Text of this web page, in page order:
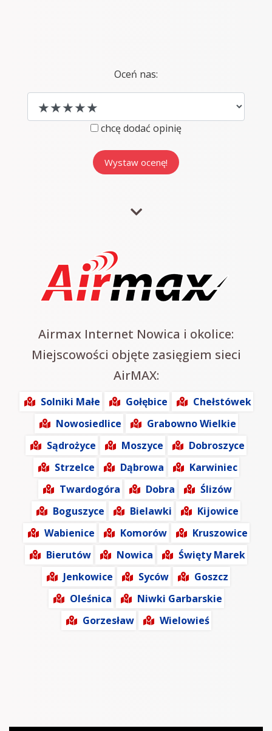
Oceń nas:
chcę dodać opinię
Airmax Internet Nowica i okolice:
Miejscowości objęte zasięgiem sieci
AirMAX:
Solniki Małe Gołębice
Chełstówek
Nowosiedlice
Grabowno Wielkie
Sądrożyce
Moszyce
Dobroszyce
Strzelce
Dąbrowa
Karwiniec
Twardogóra
Dobra
Ślizów
Boguszyce
Bielawki
Kijowice
Wabienice
Komorów
Kruszowice
Bierutów
Nowica
Święty Marek
Jenkowice
Syców
Goszcz
Oleśnica
Niwki Garbarskie
Gorzesław
Wielowieś